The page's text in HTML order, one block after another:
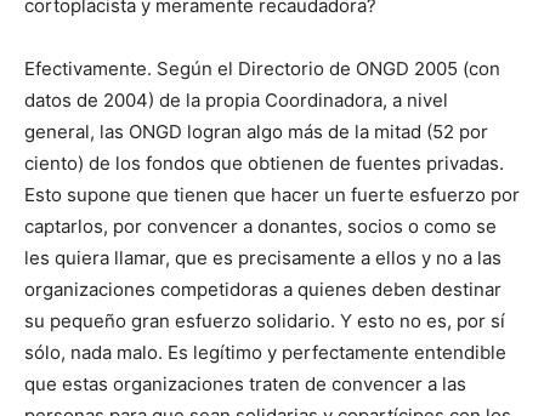
cortoplacista y meramente recaudadora?
Efectivamente. Según el Directorio de ONGD 2005 (con
datos de 2004) de la propia Coordinadora, a nivel
general, las ONGD logran algo más de la mitad (52 por
ciento) de los fondos que obtienen de fuentes privadas.
Esto supone que tienen que hacer un fuerte esfuerzo por
captarlos, por convencer a donantes, socios o como se
les quiera llamar, que es precisamente a ellos y no a las
organizaciones competidoras a quienes deben destinar
su pequeño gran esfuerzo solidario. Y esto no es, por sí
sólo, nada malo. Es legítimo y perfectamente entendible
que estas organizaciones traten de convencer a las